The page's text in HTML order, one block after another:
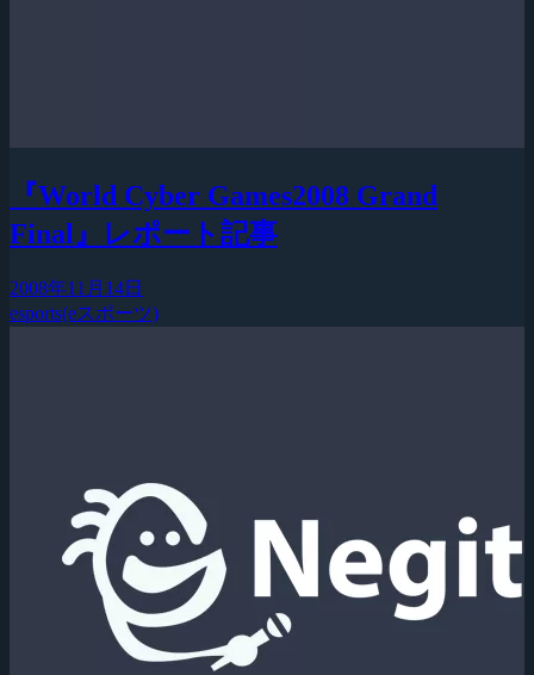
『World Cyber Games2008 Grand
Final』レポート記事
2008年11月14日
esports(eスポーツ)